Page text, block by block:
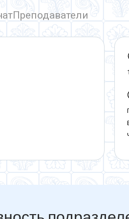
научный сотрудник
физики, лауреат
физики, победитель
Преподаватели